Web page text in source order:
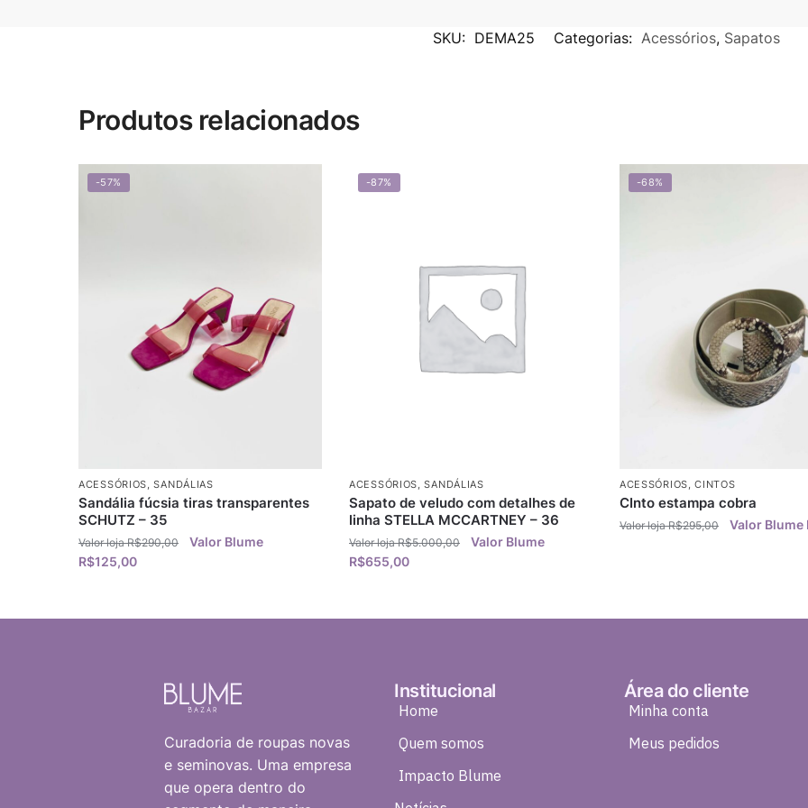
SKU: DEMA25 Categorias: Acessórios, Sapatos
Produtos relacionados
-57%
ACESSÓRIOS ,SANDÁLIAS
Sandália fúcsia tiras transparentes
SCHUTZ – 35
R$290,00
R$125,00
-87%
ACESSÓRIOS ,SANDÁLIAS
Sapato de veludo com detalhes de
linha STELLA MCCARTNEY – 36
R$5.000,00
R$655,00
-68%
ACESSÓRIOS ,CINTOS
CInto estampa cobra
R$295,00
Curadoria de roupas novas
e seminovas. Uma empresa
que opera dentro do
Institucional
Home
Quem somos
Impacto Blume
Área do cliente
Minha conta
Meus pedidos